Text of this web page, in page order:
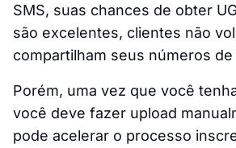
SMS, suas chances de obter
são excelentes, clientes não
compartilham seus números
Porém, uma vez que você
você deve fazer upload
pode acelerar o processo